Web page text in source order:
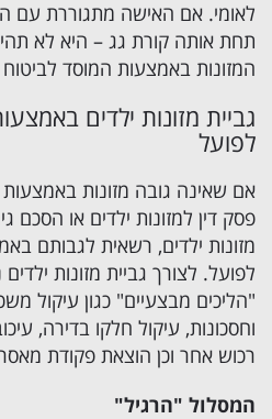
לאומי. אם האישה מתגוררת עם
תחת אותה קורת גג – היא לא
המזונות באמצעות המוסד לביטוח
גביית מזונות ילדים
לפועל
אם שאינה גובה מזונות באמצעות
פסק דין למזונות ילדים או הסכם
מזונות ילדים, רשאית לגבותם
לפועל. לצורך גביית מזונות
"הליכים מבצעיים" כגון עיקול
וחסכונות, עיקול חלקו בדירה,
רכוש אחר וכן הוצאת פקודת
המסלול "הרגיל"